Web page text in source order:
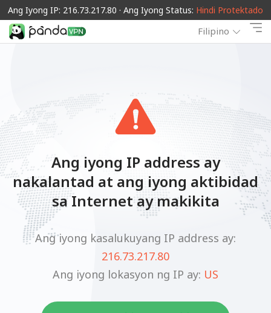
Ang Iyong IP: 216.73.217.80 · Ang Iyong Status: Hindi Protektado
Filipino
Ang iyong IP address ay
nakalantad at ang iyong aktibidad
sa Internet ay makikita
Ang iyong kasalukuyang IP address ay:
216.73.217.80
Ang iyong lokasyon ng IP ay: US